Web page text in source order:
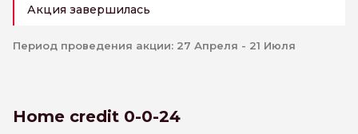
Акция завершилась
Период проведения акции: 27 Апреля - 21 Июля
Home credit 0-0-24